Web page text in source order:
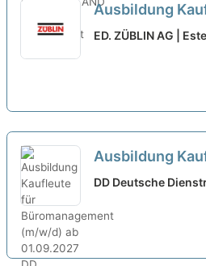
Ausbildung
ED. ZÜBLIN AG |
Ausbildung
DD Deutsche